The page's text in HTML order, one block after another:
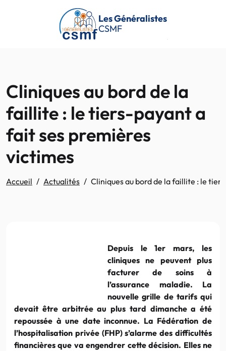
Passer au contenu principal
Les Généralistes
CSMF
Cliniques au bord de la
faillite : le tiers-payant a
fait ses premières
victimes
Accueil Actualités Cliniques au bord de la faillite : le
Depuis le 1er mars, les
cliniques ne peuvent plus
facturer de soins à
l’assurance maladie. La
nouvelle grille de tarifs qui
devait être arbitrée au plus tard dimanche a été
repoussée à une date inconnue. La Fédération de
l’hospitalisation privée (FHP) s’alarme des difficultés
financières que va engendrer cette décision. Elles ne